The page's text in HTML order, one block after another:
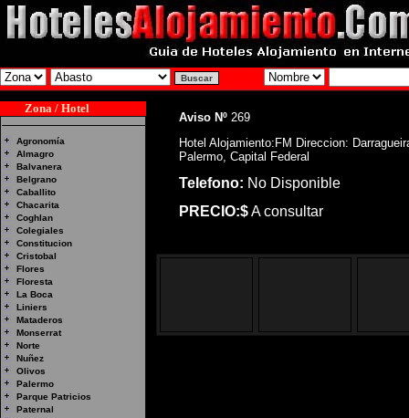
Zona / Hotel
Agronomía
Almagro
Balvanera
Belgrano
Caballito
Chacarita
Coghlan
Colegiales
Constitucion
Cristobal
Flores
Floresta
La Boca
Liniers
Mataderos
Monserrat
Norte
Nuñez
Olivos
Palermo
Parque Patricios
Paternal
Aviso Nº 269
Hotel Alojamiento:FM Direccion:
Palermo, Capital Federal
Telefono: No Disponible
PRECIO:$A consultar